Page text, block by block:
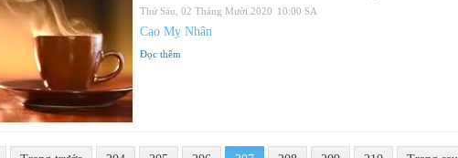
Thứ Sáu, 02 Tháng Mười 2020 10:00 SA
Cao Mỵ Nhân
Đọc thêm